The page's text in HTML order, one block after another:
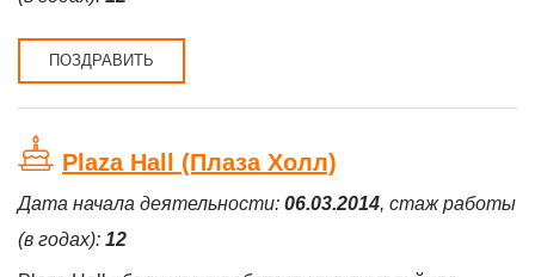
ПОЗДРАВИТЬ
Plaza Hall (Плаза Холл)
Дата начала деятельности: 06.03.2014, стаж работы
(в годах): 12